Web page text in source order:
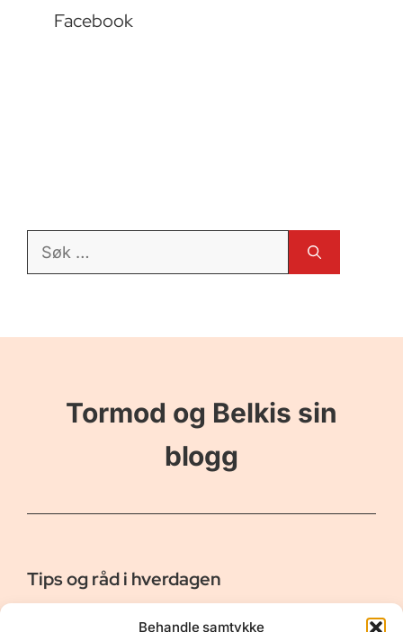
Behandle samtykke
Facebook
Søk
Tormod og Belkis sin
blogg
Tips og råd i hverdagen
Er vår bloggside hvor vi ønsker å dele våre opplevelser og